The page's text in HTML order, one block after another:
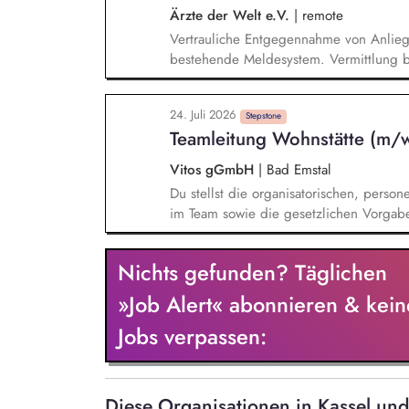
Disziplinarverfahren.
Ärzte der Welt e.V. | remote
Vertrauliche Entgegennahme von
bestehende Meldesystem. Vermittlung
Klärungsprozessen. Konzeption und
Sensibilisierungsformaten. Mitwirkung
Verhaltenskodizes und dem
Beschwerdekultur innerhalb der
24. Juli 2026 Stepstone
Teamleitung Wohnstätte
Vitos gGmbH | Bad Emstal
Du stellst die organisatorischen,
im Team sowie die gesetzlichen
aus. Gemeinsam mit dem Team stellst
Teilhabeplanung und unserer
begleitet und gefördert werden. Zu
Teamleitungen anderer Wohnstätten,
Kooperationspartnern. Auf Basis Deiner
pädagogische Konzept der Wohnstätte
der Ablauforganisation, sicherst die
Nichts gefunden? Täglichen
»Job Alert« abonnieren &
Jobs verpassen: